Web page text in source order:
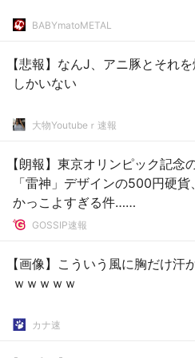
BABYmatoMETAL
【悲報】なんJ、アニ豚とそれ
しかいない
大物Youtubeｒ速報
【朗報】東京オリンピック記念
「雷神」デザインの500円硬貨
かっこよすぎる件……
GOSSIP速報
【画像】こういう風に胸だけ汗
ｗｗｗｗｗ
カナ速